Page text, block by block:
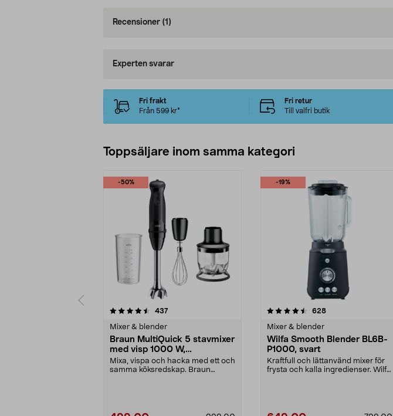
Recensioner (1)
Experten svarar
Fri frakt
Från 599 kr*
Fri retur
Till valfri butik
Toppsäljare inom samma kategori
-50%
437recensioner
Mixer & blender
Braun MultiQuick 5 stavmixer
med visp 1000 W,
MQ50202M
Mixa, vispa och hacka med ett och
samma köksredskap. Braun
-19%
4.5 av 5 stjärnor 628recensioner
Mixer & blender
Wilfa Smooth Blender BL6B-
P1000, svart
Kraftfull och lättanvänd mixer för
frysta och kalla ingredienser. Wilfa
3.5 av 5 stjärnor